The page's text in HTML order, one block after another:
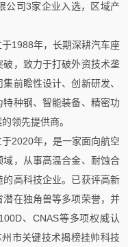
公司3家企业入选，区域产
1988年，长期深耕汽车座
，致力于打破外资技术垄
前瞻性设计、创新研发、
种钢、智能装备、精密功
领先提供商。
2020年，是一家面向航空
，从事高温合金、耐蚀合
高科技企业。已获评高新
在独角兽等多项荣誉，并
、CNAS等多项权威认
市关键技术揭榜挂帅科技